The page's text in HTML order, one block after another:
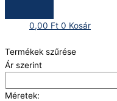
0,00 Ft 0 Kosár
Termékek szűrése
Ár szerint
Méretek: